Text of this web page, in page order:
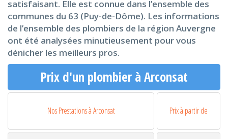
satisfaisant. Elle est connue dans l’ensemble des
communes du 63 (Puy-de-Dôme). Les informations
de l’ensemble des plombiers de la région Auvergne
ont été analysées minutieusement pour vous
dénicher les meilleurs pros.
Prix d'un plombier à Arconsat
Nos Prestations à Arconsat Prix à partir de